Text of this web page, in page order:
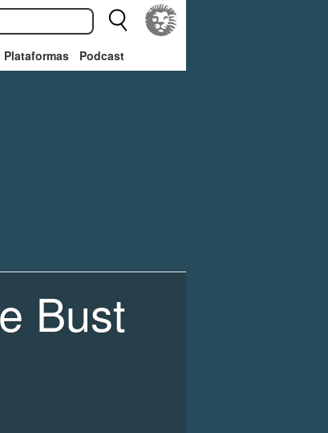
Plataformas Podcast
Bust